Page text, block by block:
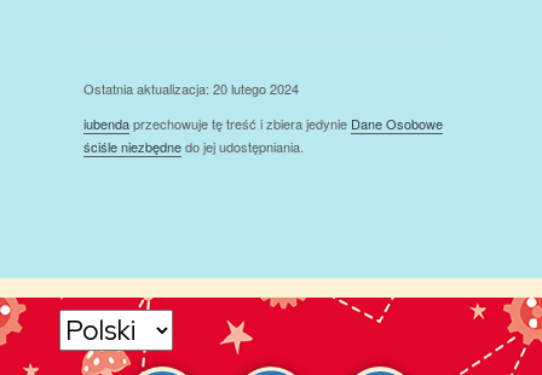
Ostatnia aktualizacja: 20 lutego 2024
iubendaprzechowuje tę treść i zbiera jedynie Dane Osobowe
ściśle niezbędnedo jej udostępniania.